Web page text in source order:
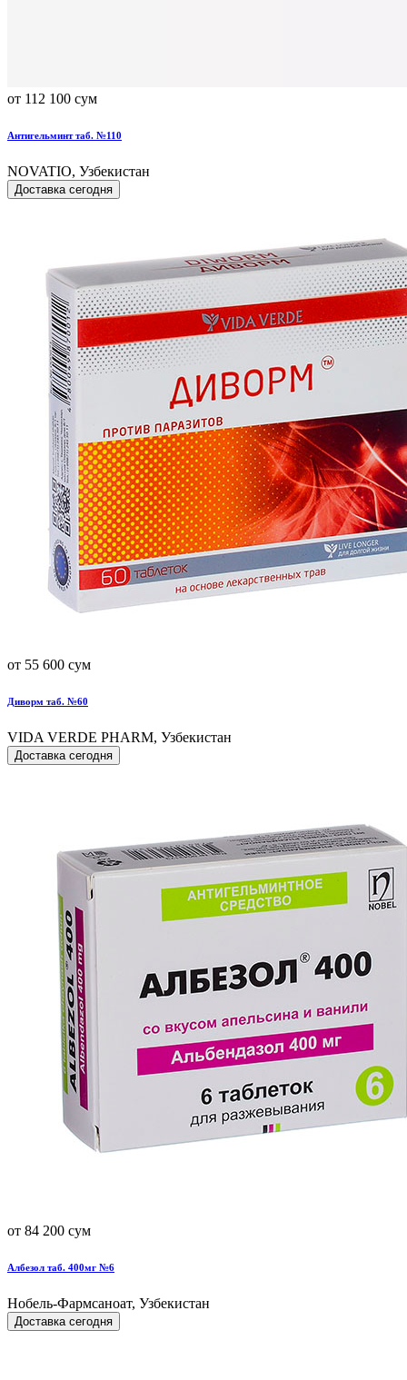
от 112 100 сум
Антигельминт таб. №110
NOVATIO, Узбекистан
Доставка сегодня
от 55 600 сум
Диворм таб. №60
VIDA VERDE PHARM, Узбекистан
Доставка сегодня
от 84 200 сум
Албезол таб. 400мг №6
Нобель-Фармсаноат, Узбекистан
Доставка сегодня